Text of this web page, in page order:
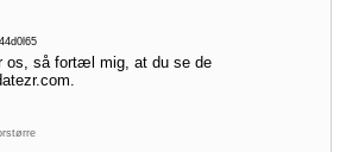
os, så fortæl mig, at du se de